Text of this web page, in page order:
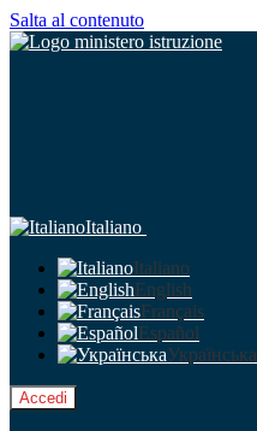
Salta al contenuto
Italiano
Italiano
English
Français
Español
Українська
Accedi